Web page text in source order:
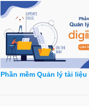
Phần mềm Quản lý tài